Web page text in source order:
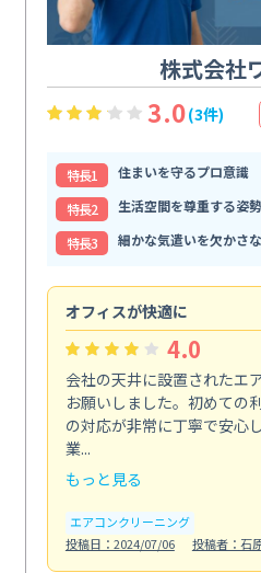
株式会社
3.0(3件)
特⻑1
住まいを守るプロ意識
特⻑2
生活空間を尊重する姿勢
特⻑3
細かな気遣いを欠かさ
オフィスが快適に
4.0
会社の天井に設置されたエ
お願いしました。初めての
の対応が非常に丁寧で安心
業...
もっと見る
エアコンクリーニング
投稿日：2024/07/06
投稿者：石